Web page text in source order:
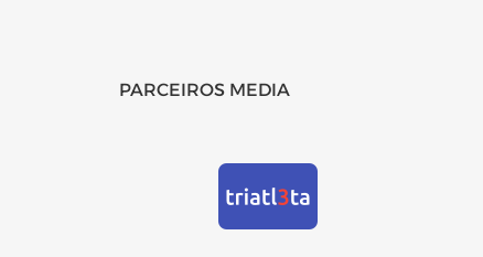
PARCEIROS MEDIA